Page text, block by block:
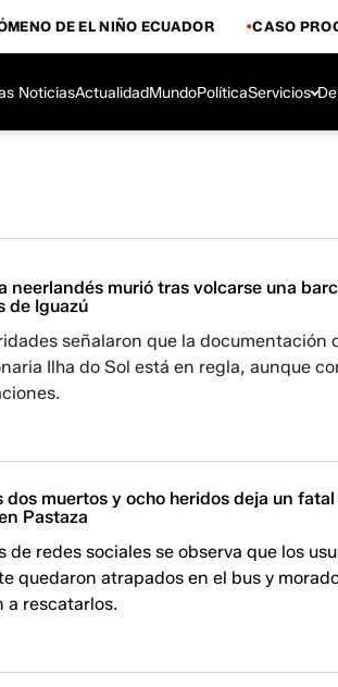
DE EL NIÑO ECUADOR CASO
NoticiasActualidadMundoPolíticaServicios
neerlandés murió tras volcarse una
de Iguazú
señalaron que la documentación
Ilha do Sol está en regla, aunque
dos muertos y ocho heridos deja un
Pastaza
de redes sociales se observa que los
quedaron atrapados en el bus y
a rescatarlos.